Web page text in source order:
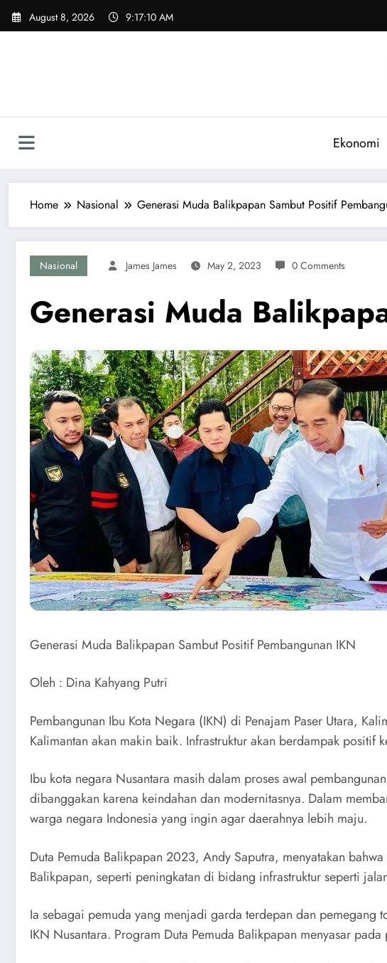
Skip
August 8, 2026 9:17:11 AM
Ekonomi
Home Nasional Generasi Muda Balikpapan Sambut Positif
Nasional James James May 2, 2023 0 Comments
Generasi Muda
Generasi Muda Balikpapan Sambut Positif Pembangunan IKN
Oleh : Dina Kahyang Putri
Pembangunan Ibu Kota Negara (IKN) di Penajam Paser Utara,
Kalimantan akan makin baik. Infrastruktur akan berdampak
Ibu kota negara Nusantara masih dalam proses awal
dibanggakan karena keindahan dan modernitasnya. Dalam
warga negara Indonesia yang ingin agar daerahnya lebih maju.
Duta Pemuda Balikpapan 2023, Andy Saputra, menyatakan
Balikpapan, seperti peningkatan di bidang infrastruktur seperti
Ia sebagai pemuda yang menjadi garda terdepan dan pemegang
IKN Nusantara. Program Duta Pemuda Balikpapan menyasar